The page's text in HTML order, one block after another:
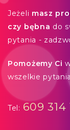
Jeżeli masz
czy bębna do
pytania -
Pomożemy Ci
wszelkie
Tel: 609 314